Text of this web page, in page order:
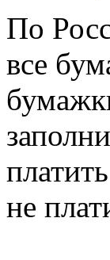
По
все
не